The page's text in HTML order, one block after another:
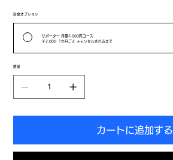
料金オプション
サポーター 月額2,000円コース
￥2,000
1か月ごと キャンセルされるまで
数量
カートに追加する